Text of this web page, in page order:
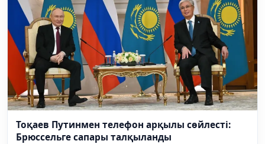
Тоқаев Путинмен телефон арқылы сөйлесті:
Брюссельге сапары талқыланды